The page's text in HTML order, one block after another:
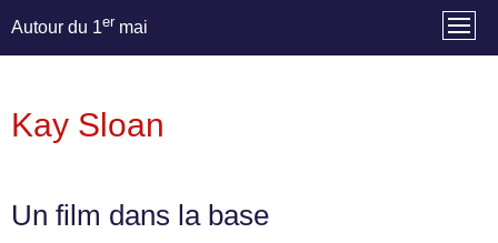
Autour du 1er mai
Kay Sloan
Un film dans la base